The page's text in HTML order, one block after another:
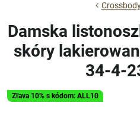
Zľava 10% s kódom: ALL10
Damska
skóry
34-4-